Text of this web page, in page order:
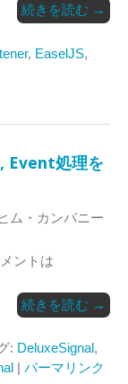
続きを読む →
, EaselJS,
Event処理を
ム・カンパニー
ントは
続きを読む →
: DeluxeSignal,
| パーマリンク